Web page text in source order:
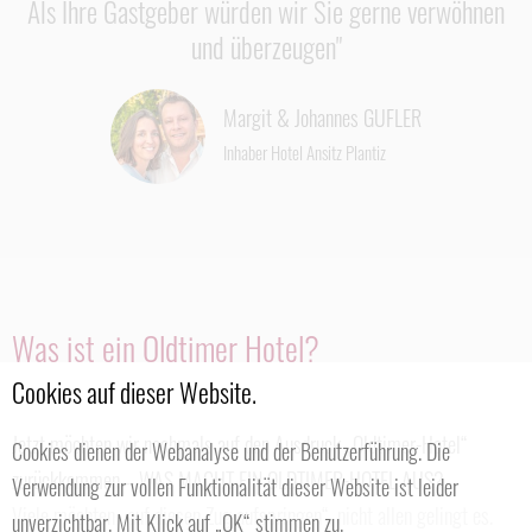
Cookies auf dieser Website.
Cookies dienen der Webanalyse und der Benutzerführung. Die
Verwendung zur vollen Funktionalität dieser Website ist leider
unverzichtbar. Mit Klick auf „OK“ stimmen zu.
Als Ihre Gastgeber würden wir Sie gerne verwöhnen
und überzeugen"
Margit & Johannes GUFLER
Inhaber Hotel Ansitz Plantiz
Was ist ein Oldtimer Hotel?
Jetzt möchten wir nochmals auf den Ausdruck „Oldtimer-Hotel“
zurückkommen – WAS MACHT EIN OLDTIMER-HOTEL AUS?
Viele möchten „auf diesen Zug aufspringen“, nicht allen gelingt es.